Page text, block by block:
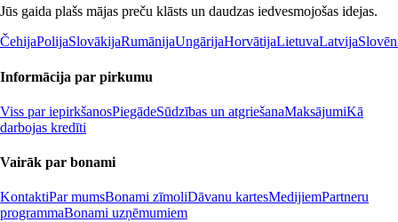
Jūs gaida plašs mājas preču klāsts un daudzas iedvesmojošas idejas.
ČehijaPolijaSlovākijaRumānijaUngārijaHorvātijaLietuvaLatvija
Informācija par pirkumu
Viss par iepirkšanosPiegādeSūdzības un atgriešanaMaksājumiKā
darbojas kredīti
Vairāk par bonami
KontaktiPar mumsBonami zīmoliDāvanu kartesMedijiemPartneru
programmaBonami uzņēmumiem